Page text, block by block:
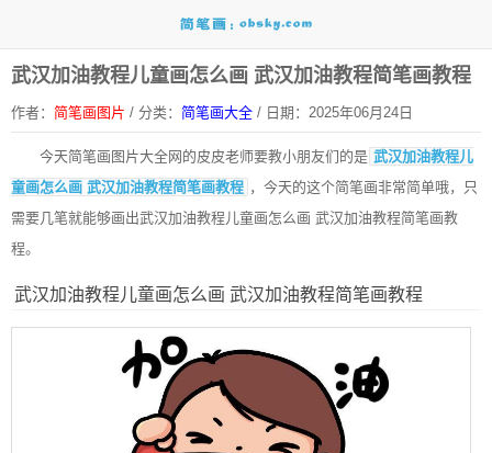
武汉加油教程儿童画怎么画 武汉加油教程简笔画教程
作者： 简笔画图片 / 分类： 简笔画大全 / 日期：2025年06月24日
今天简笔画图片大全网 的皮皮老师要教小朋友们的是 武汉加油教程儿
童画怎么画 武汉加油教程简笔画教程 ，今天的这个简笔画非常简单哦，只
需要几笔就能够画出武汉加油教程儿童画怎么画 武汉加油教程简笔画教
程。
武汉加油教程儿童画怎么画 武汉加油教程简笔画教程